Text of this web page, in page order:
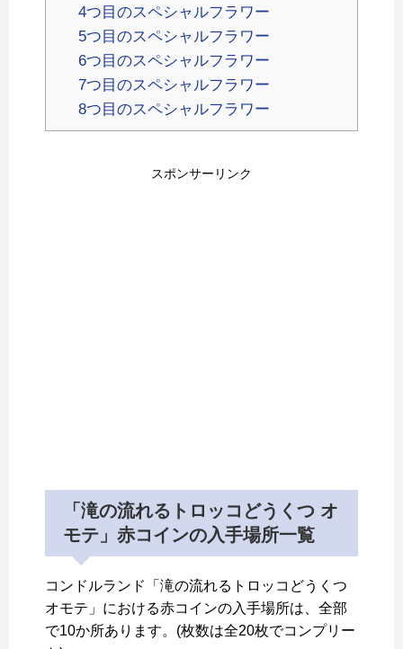
4つ目のスペシャルフラワー
5つ目のスペシャルフラワー
6つ目のスペシャルフラワー
7つ目のスペシャルフラワー
8つ目のスペシャルフラワー
スポンサーリンク
「滝の流れるトロッコどうくつ オ
モテ」赤コインの入手場所一覧
コンドルランド「滝の流れるトロッコどうくつ
オモテ」における赤コインの入手場所は、全部
で10か所あります。(枚数は全20枚でコンプリー